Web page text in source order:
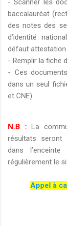
baccalauréat
des notes des
d’identité
défaut attestation
- Remplir la fiche
- Ces
dans un seul
et CNE).
N.B : La
résultats seront
dans
régulièrement le
Appel à